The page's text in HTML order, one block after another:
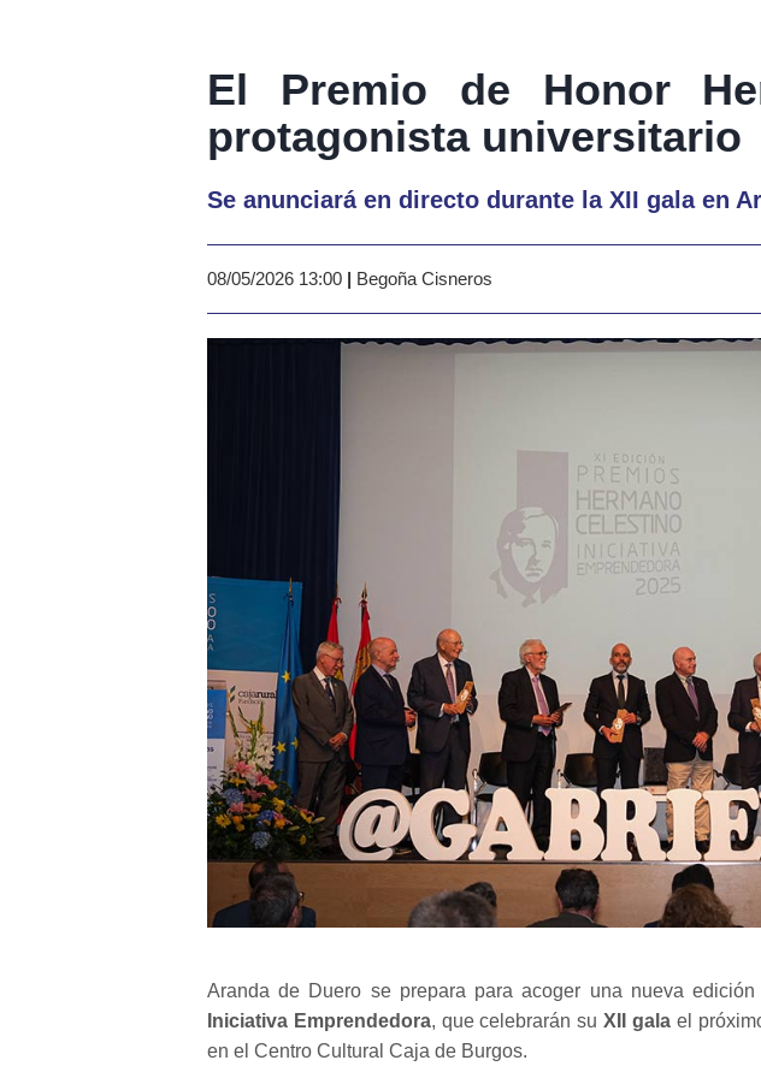
El Premio de Honor
protagonista universitario
Se anunciará en directo durante la XII gala en
08/05/2026 13:00 | Begoña Cisneros
Aranda de Duero se prepara para acoger una nueva
Iniciativa Emprendedora, que celebrarán su XII galael
en el Centro Cultural Caja de Burgos.